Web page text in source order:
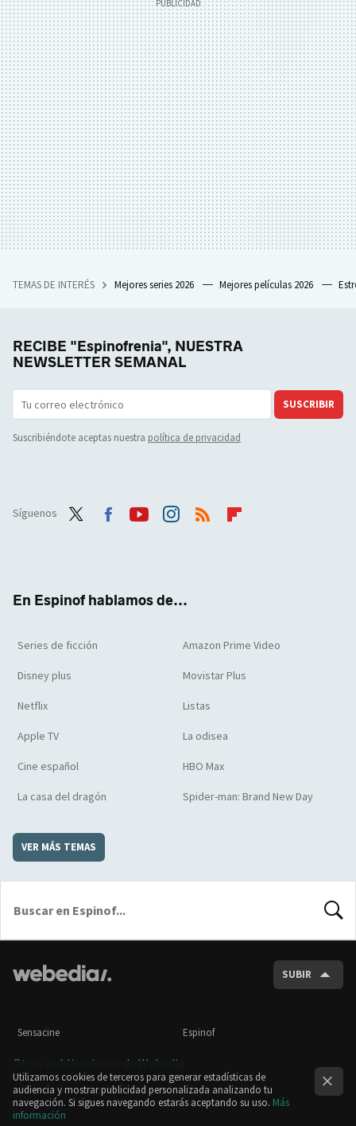
TEMAS DE INTERÉS Mejores series 2026 Mejores películas 2026
RECIBE "Espinofrenia", NUESTRA
NEWSLETTER SEMANAL
SUSCRIBIR
Suscribiéndote aceptas nuestra política de privacidad
Síguenos
En Espinof hablamos de...
Series de ficción Amazon Prime Video
Disney plus Movistar Plus
Netflix Listas
Apple TV La odisea
Cine español HBO Max
La casa del dragón Spider-man: Brand New Day
VER MÁS TEMAS
SUBIR
Sensacine Espinof
Otras publicaciones de Webedia
Utilizamos cookies de terceros para generar estadísticas de
audiencia y mostrar publicidad personalizada analizando tu
navegación. Si sigues navegando estarás aceptando su uso. Más
información